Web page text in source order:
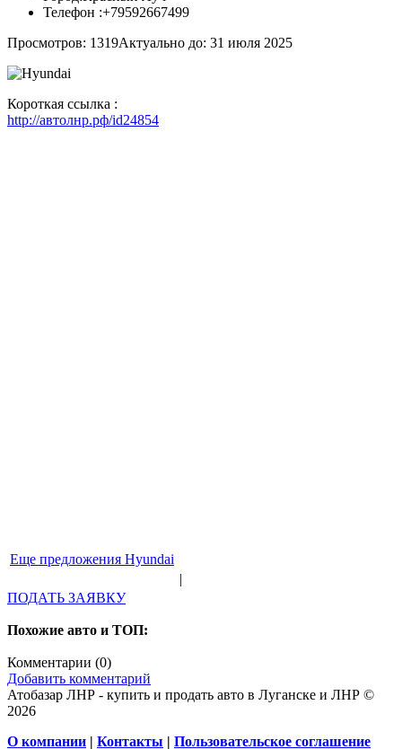
Телефон :+79592667499
Просмотров: 1319Актуально до: 31 июля 2025
Короткая ссылка :
http://автолнр.рф/id24854
Еще предложения Hyundai
|
ПОДАТЬ ЗАЯВКУ
Похожие авто и ТОП:
Комментарии (0)
Добавить комментарий
Атобазар ЛНР - купить и продать авто в Луганске и ЛНР ©
2026
О компании | Контакты | Пользовательское соглашение